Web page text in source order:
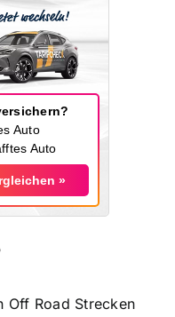
Auto
Auto
»
Off Road Strecken